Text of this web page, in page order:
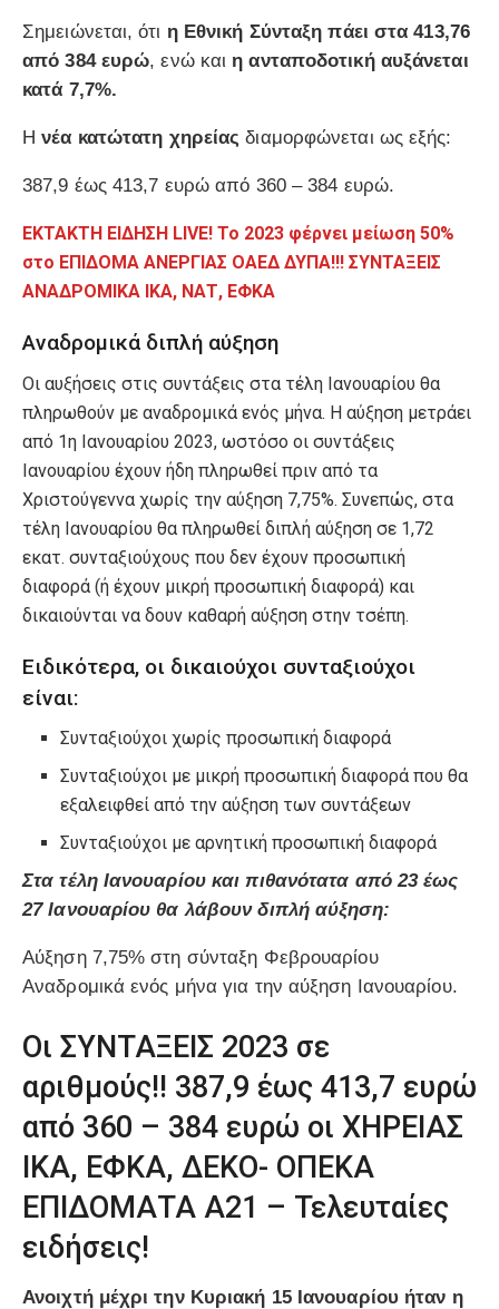
Σημειώνεται, ότι η Εθνική Σύνταξη πάει στα 413,76
από 384 ευρώ, ενώ και η ανταποδοτική αυξάνεται
κατά 7,7%.
Ηνέα κατώτατη χηρείας διαμορφώνεται ως εξής:
387,9 έως 413,7 ευρώ από 360 – 384 ευρώ.
ΕΚΤΑΚΤΗ ΕΙΔΗΣΗ LIVE! Το 2023 φέρνει μείωση 50%
στο ΕΠΙΔΟΜΑ ΑΝΕΡΓΙΑΣ ΟΑΕΔ ΔΥΠΑ!!! ΣΥΝΤΑΞΕΙΣ
ΑΝΑΔΡΟΜΙΚΑ ΙΚΑ, ΝΑΤ, ΕΦΚΑ
Αναδρομικά διπλή αύξηση
Οι αυξήσεις στις συντάξεις στα τέλη Ιανουαρίου θα
πληρωθούν με αναδρομικά ενός μήνα. Η αύξηση μετράει
από 1η Ιανουαρίου 2023, ωστόσο οι συντάξεις
Ιανουαρίου έχουν ήδη πληρωθεί πριν από τα
Χριστούγεννα χωρίς την αύξηση 7,75%. Συνεπώς, στα
τέλη Ιανουαρίου θα πληρωθεί διπλή αύξηση σε 1,72
εκατ. συνταξιούχους που δεν έχουν προσωπική
διαφορά (ή έχουν μικρή προσωπική διαφορά) και
δικαιούνται να δουν καθαρή αύξηση στην τσέπη.
Ειδικότερα, οι δικαιούχοι συνταξιούχοι
είναι:
Συνταξιούχοι χωρίς προσωπική διαφορά
Συνταξιούχοι με μικρή προσωπική διαφορά που θα
εξαλειφθεί από την αύξηση των συντάξεων
Συνταξιούχοι με αρνητική προσωπική διαφορά
Στα τέλη Ιανουαρίου και πιθανότατα από 23 έως
27 Ιανουαρίου θα λάβουν διπλή αύξηση:
Αύξηση 7,75% στη σύνταξη Φεβρουαρίου
Αναδρομικά ενός μήνα για την αύξηση Ιανουαρίου.
Οι ΣΥΝΤΑΞΕΙΣ 2023 σε
αριθμούς!! 387,9 έως 413,7 ευρώ
από 360 – 384 ευρώ οι ΧΗΡΕΙΑΣ
ΙΚΑ, ΕΦΚΑ, ΔΕΚΟ- ΟΠΕΚΑ
ΕΠΙΔΟΜΑΤΑ Α21 – Τελευταίες
ειδήσεις!
Ανοιχτή μέχρι την Κυριακή 15 Ιανουαρίου ήταν η